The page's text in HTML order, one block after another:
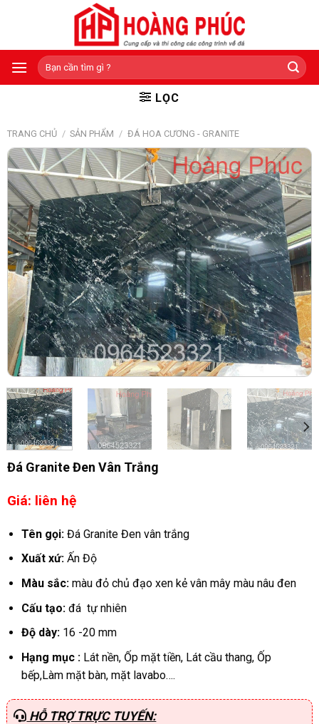
Tìm
kiếm:
LỌC
TRANG CHỦ / SẢN PHẨM / ĐÁ HOA CƯƠNG - GRANITE
Đá Granite Đen Vân Trắng
Giá: liên hệ
Tên gọi: Đá Granite Đen vân trắng
Xuất xứ: Ấn Độ
Màu sắc: màu đỏ chủ đạo xen kẻ vân mây màu nâu đen
Cấu tạo: đá tự nhiên
Độ dày: 16 -20 mm
Hạng mục : Lát nền, Ốp mặt tiền, Lát cầu thang, Ốp
bếp,Làm mặt bàn, mặt lavabo….
HỖ TRỢ TRỰC TUYẾN: